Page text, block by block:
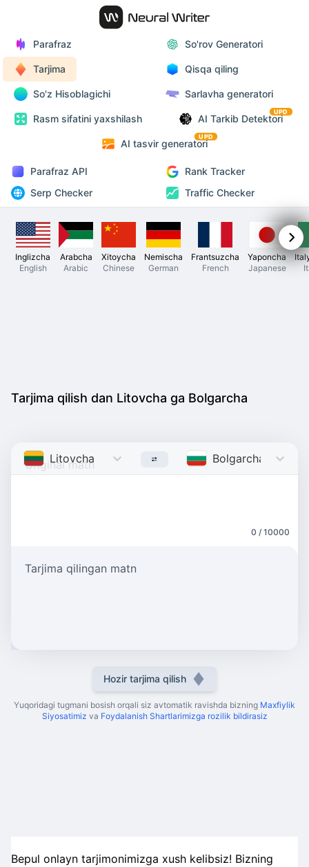
Parafraz So'rov Generatori
Tarjima Qisqa qiling
So'z Hisoblagichi Sarlavha generatori
Rasm sifatini yaxshilash AI Tarkib Detektori
UPD
AI tasvir generatori
UPD
Parafraz API
Rank Tracker
Serp Checker
Traffic Checker
Inglizcha
English
Arabcha
Arabic
Xitoycha
Chinese
Nemischa
German
Frantsuzcha
French
Yaponcha
Japanese
Tarjima qilish dan Litovcha ga Bolgarcha
Litovcha Lithuanian Bolgarcha
0 / 10000
Tarjima qilingan matn
Hozir tarjima qilish
Yuqoridagi tugmani bosish orqali siz avtomatik ravishda bizning Maxfiylik
Siyosatimiz va Foydalanish Shartlarimizga rozilik bildirasiz
Bepul onlayn tarjimonimizga xush kelibsiz! Bizning